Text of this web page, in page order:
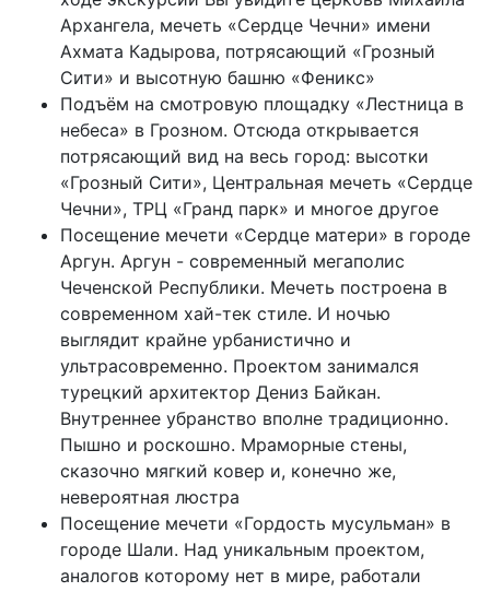
Архангела, мечеть «Сердце Чечни» имени
Ахмата Кадырова, потрясающий «Грозный
Сити» и высотную башню «Феникс»
Подъём на смотровую площадку «Лестница в
небеса» в Грозном. Отсюда открывается
потрясающий вид на весь город: высотки
«Грозный Сити», Центральная мечеть «Сердце
Чечни», ТРЦ «Гранд парк» и многое другое
Посещение мечети «Сердце матери» в городе
Аргун. Аргун - современный мегаполис
Чеченской Республики. Мечеть построена в
современном хай-тек стиле. И ночью
выглядит крайне урбанистично и
ультрасовременно. Проектом занимался
турецкий архитектор Дениз Байкан.
Внутреннее убранство вполне традиционно.
Пышно и роскошно. Мраморные стены,
сказочно мягкий ковер и, конечно же,
невероятная люстра
Посещение мечети «Гордость мусульман» в
городе Шали. Над уникальным проектом,
аналогов которому нет в мире, работали